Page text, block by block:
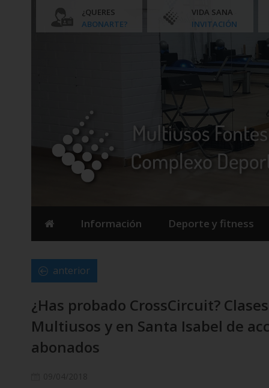
¿QUERES
ABONARTE?
VIDA SANA
INVITACIÓN
Información Deporte y fitness
anterior
¿Has probado CrossCircuit?
Multiusos y en Santa Isabel de
abonados